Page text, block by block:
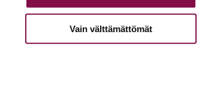
Vain välttämättömät